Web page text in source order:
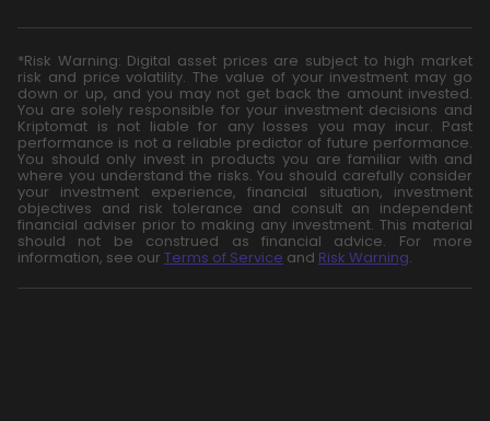
*Risk Warning: Digital asset prices are subject to high market
risk and price volatility. The value of your investment may go
down or up, and you may not get back the amount invested.
You are solely responsible for your investment decisions and
Kriptomat is not liable for any losses you may incur. Past
performance is not a reliable predictor of future performance.
You should only invest in products you are familiar with and
where you understand the risks. You should carefully consider
your investment experience, financial situation, investment
objectives and risk tolerance and consult an independent
financial adviser prior to making any investment. This material
should not be construed as financial advice. For more
information, see our Terms of Service and Risk Warning.